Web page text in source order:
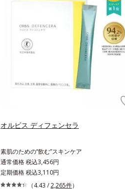
オルビス ディフェンセラ
素肌のための“飲む”スキンケア
通常価格 税込3,456円
定期価格 税込3,110円
（4.43 /2,265件）